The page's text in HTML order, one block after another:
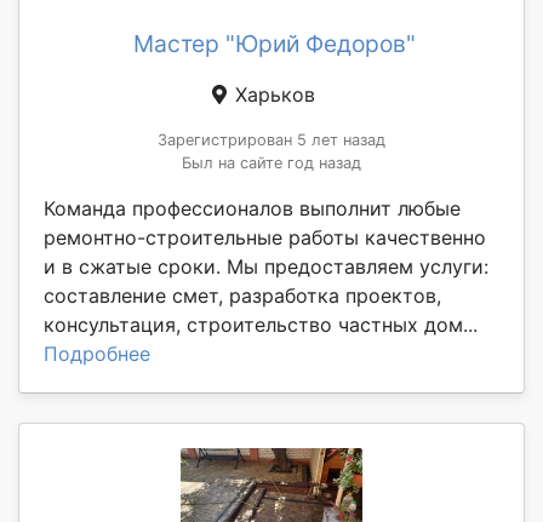
Мастер "Юрий Федоров"
Харьков
Зарегистрирован 5 лет назад
Был на сайте год назад
Команда профессионалов выполнит любые
ремонтно-строительные работы качественно
и в сжатые сроки. Мы предоставляем услуги:
составление смет, разработка проектов,
консультация, строительство частных дом...
Подробнее